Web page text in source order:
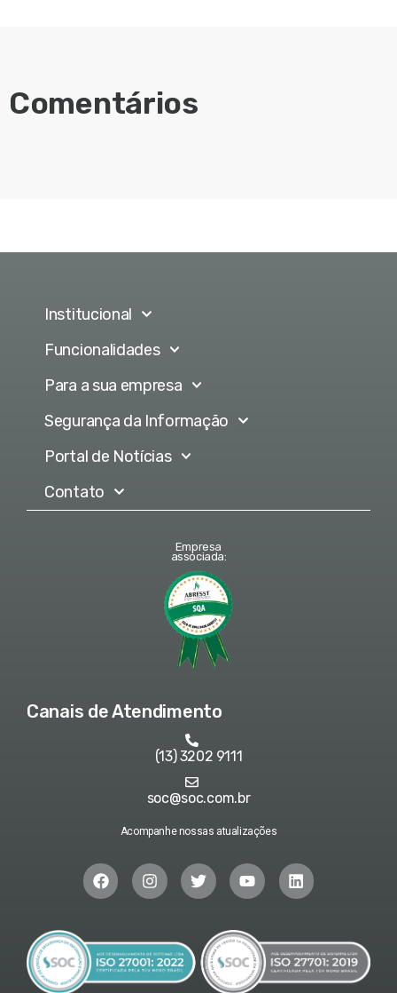
Comentários
Institucional
Funcionalidades
Para a sua empresa
Segurança da Informação
Portal de Notícias
Contato
Empresa
associada:
Canais de Atendimento
(13) 3202 9111
soc@soc.com.br
Acompanhe nossas atualizações